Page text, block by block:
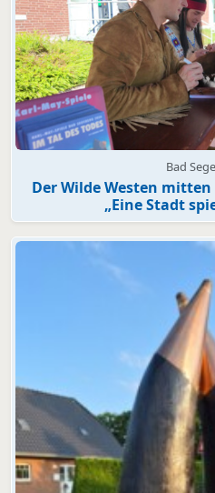
Bad
Der Wilde Westen
„Eine Stadt